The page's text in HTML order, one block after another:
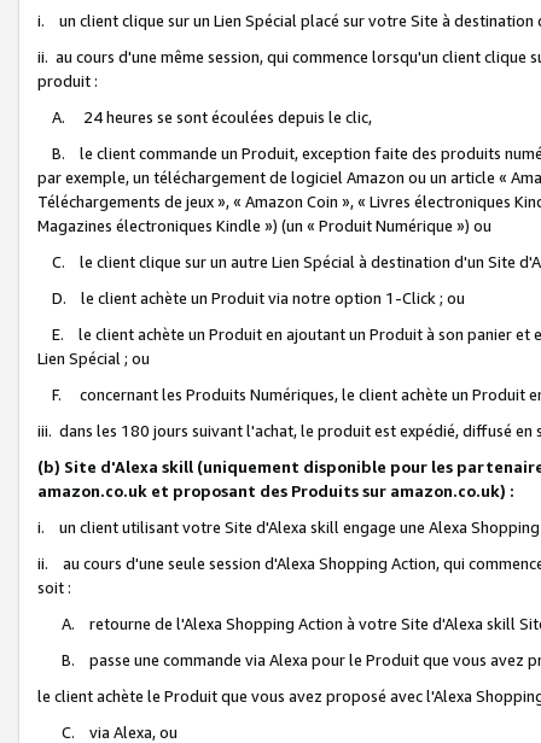
i. un client clique sur un Lien Spécial placé sur votre Site à destination
ii. au cours d'une même session, qui commence lorsqu'un client
produit :
A. 24 heures se sont écoulées depuis le clic,
B. le client commande un Produit, exception faite des produits
par exemple, un téléchargement de logiciel Amazon ou un article «
Téléchargements de jeux », « Amazon Coin », « Livres électroniques
Magazines électroniques Kindle ») (un « Produit Numérique ») ou
C. le client clique sur un autre Lien Spécial à destination d'un Site
D. le client achète un Produit via notre option 1-Click ; ou
E. le client achète un Produit en ajoutant un Produit à son panier et
Lien Spécial ; ou
F. concernant les Produits Numériques, le client achète un Produit
iii. dans les 180 jours suivant l'achat, le produit est expédié, diffusé
(b) Site d'Alexa skill (uniquement disponible pour les
amazon.co.uk et proposant des Produits sur amazon.co.uk) :
i. un client utilisant votre Site d'Alexa skill engage une Alexa
ii. au cours d'une seule session d'Alexa Shopping Action, qui
soit :
A. retourne de l'Alexa Shopping Action à votre Site d'Alexa skill
B. passe une commande via Alexa pour le Produit que vous avez
le client achète le Produit que vous avez proposé avec l'Alexa
C. via Alexa, ou